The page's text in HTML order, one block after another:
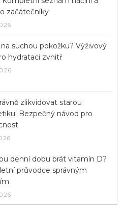
začátečníky
na suchou pokožku? Výživový
hydrataci zvnitř
zlikvidovat starou
Bezpečný návod pro
denní dobu brát vitamín D?
průvodce správným